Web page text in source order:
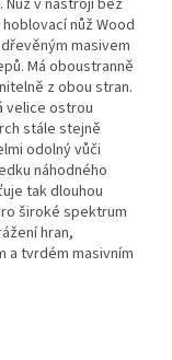
v nástroji bez
nůž Wood
masivem
Má oboustranně
z obou stran.
velice ostrou
stále stejně
odolný vůči
náhodného
tak dlouhou
široké spektrum
hran,
a tvrdém masivním